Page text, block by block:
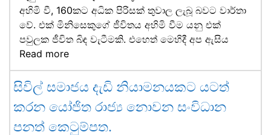
අහිමි වී, 160කට අධික පිරිසක් තුවාල ලැබූ බවට වාර්තා
වේ. එක් මිනිසෙකුගේ ජීවිතය අහිමි වීම යනු එක්
පවුලක ජීවිත බිඳ වැටීමකි. එහෙත් මෙහිදී අප ඇසිය
Read more
සිවිල් සමාජය දැඩි නියාමනයකට යටත්
කරන යෝජිත රාජ්‍ය නොවන සංවිධාන
පනත් කෙටුම්පත.